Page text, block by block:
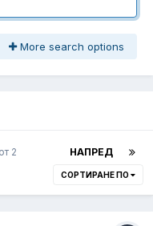
More search options
НАПРЕД
2
СОРТИРАНЕ ПО